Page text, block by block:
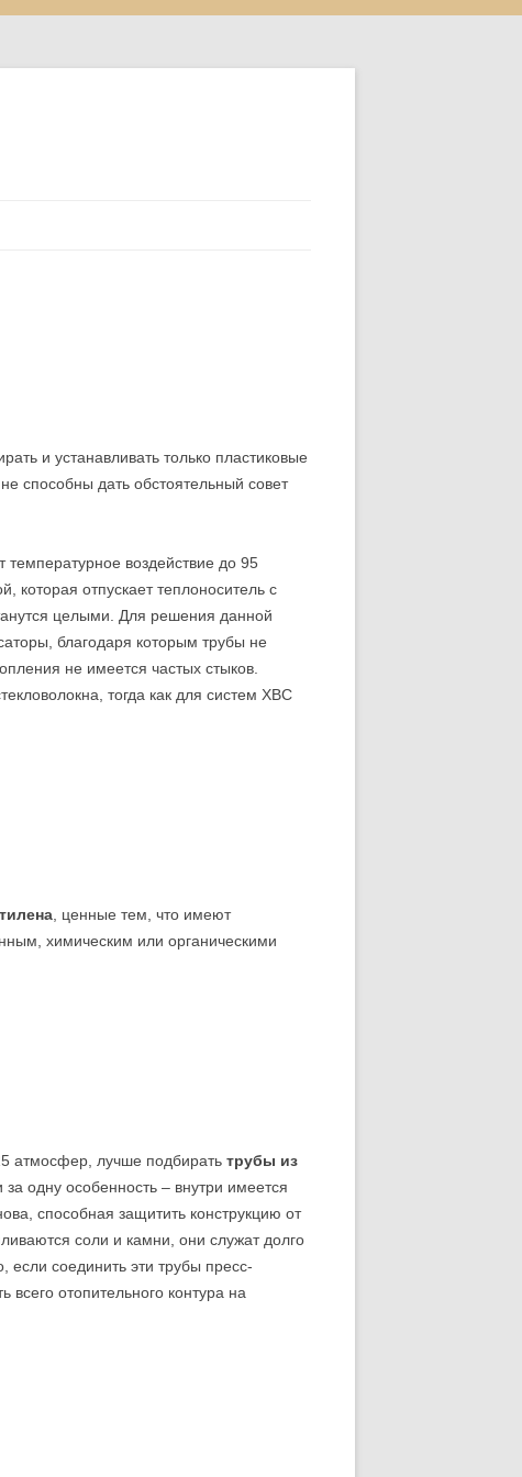
и устанавливать только пластиковые
способны дать обстоятельный совет
температурное воздействие до 95
которая отпускает теплоноситель с
целыми. Для решения данной
благодаря которым трубы не
не имеется частых стыков.
тогда как для систем ХВС
, ценные тем, что имеют
химическим или органическими
атмосфер, лучше подбирать трубы из
одну особенность – внутри имеется
способная защитить конструкцию от
соли и камни, они служат долго
если соединить эти трубы пресс-
всего отопительного контура на